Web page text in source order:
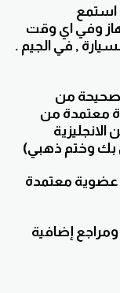
استمع
وفي اي وقت
, في الجيم .
من
معتمدة من
الانجليزية
بك وختم ذهبي)
معتمدة
إضافية